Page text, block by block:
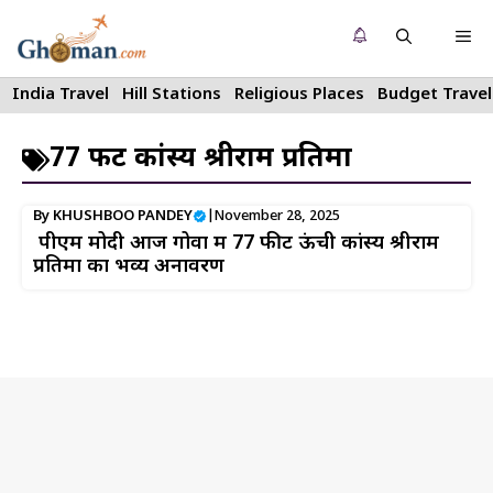
to
content
India Travel Hill Stations Religious Places Budget Travel
77 फीट कांस्य श्रीराम प्रतिमा
By KHUSHBOO PANDEY November 28, 2025
पीएम मोदी आज गोवा में 77 फीट ऊंची कांस्य श्रीराम
प्रतिमा का भव्य अनावरण